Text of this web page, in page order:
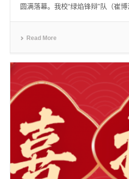
圆满落幕。我校“绿焰锋辩”队（崔
Read More